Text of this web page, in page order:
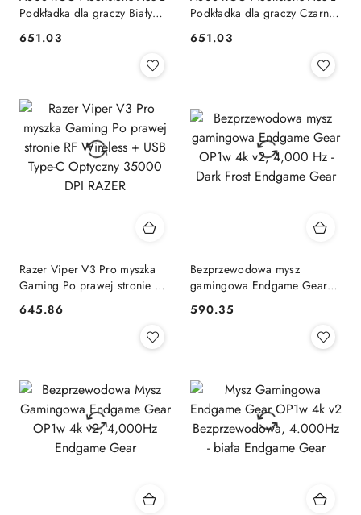
Podkładka dla graczy Biały
Cena:
651.03
Podkładka dla graczy Czarny
Cena:
651.03
Razer Viper V3 Pro myszka
Gaming Po prawej stronie RF
Optyczny 35000 DPI RAZER
Cena:
645.86
Bezprzewodowa mysz
gamingowa Endgame Gear
Frost Endgame Gear
Cena:
590.35